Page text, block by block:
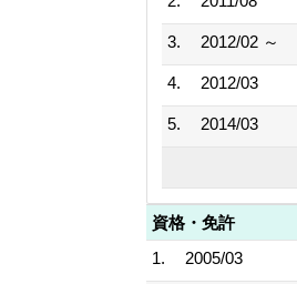
3. 2012/02 ～
4. 2012/03
5. 2014/03
資格・免許
1.
2005/03